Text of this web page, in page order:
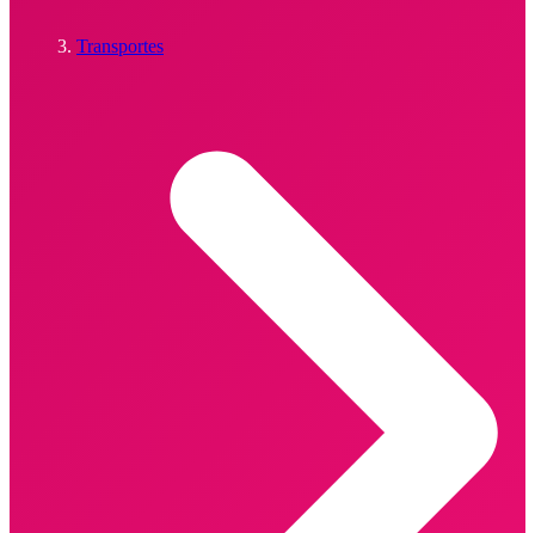
Transportes